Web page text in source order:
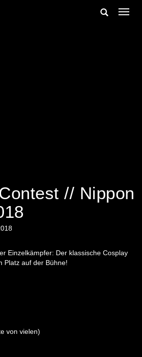
Suche
// Nippon
Einzelkämpfer: Der klassische Cosplay
Platz auf der Bühne!
von vielen)